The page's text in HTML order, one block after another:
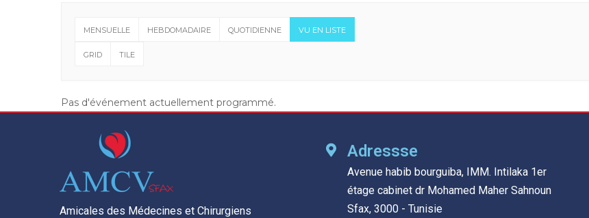
MENSUELLE HEBDOMADAIRE QUOTIDIENNE VU EN LISTE
GRID TILE
Pas d'événement actuellement programmé.
Amicales des Médecines et Chirurgiens
Adressse
Avenue habib bourguiba, IMM. Intilaka 1er
étage cabinet dr Mohamed Maher Sahnoun
Sfax, 3000 - Tunisie